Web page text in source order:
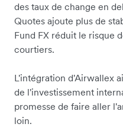
des taux de change en
Quotes ajoute plus de
Fund FX réduit le risque
courtiers.
L'intégration d'Airwallex
de l'investissement
promesse de faire aller
loin.